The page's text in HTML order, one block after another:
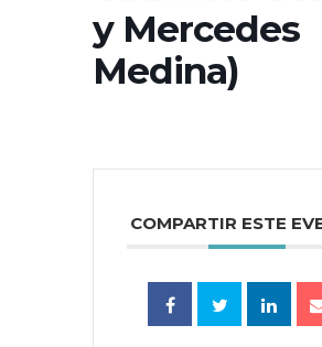
y Mercedes
Medina)
COMPARTIR ESTE